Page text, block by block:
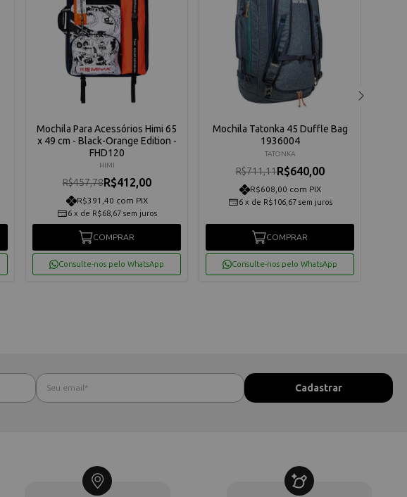
Mochila Para Acessórios Himi 65
x 49 cm - Black-Orange Edition -
FHD120
HIMI
R$457,78R$412,00
R$391,40 com PIX
6 x de R$68,67 sem juros
COMPRAR
Consulte-nos pelo WhatsApp
Mochila Tatonka 45 Duffle Bag
1936004
TATONKA
R$711,11R$640,00
R$608,00 com PIX
6 x de R$106,67 sem juros
COMPRAR
Consulte-nos pelo WhatsApp